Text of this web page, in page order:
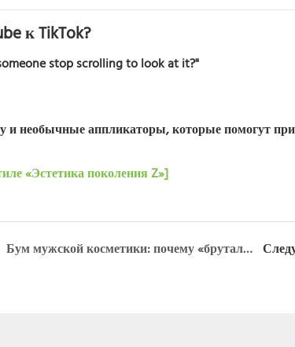
к TikTok?
stop scrolling to look at it?"
и необычные аппликаторы, которые помогут
«Эстетика поколения Z»]
Бум мужской косметики: почему «брутальная» и «темная» упаковка побеждает.